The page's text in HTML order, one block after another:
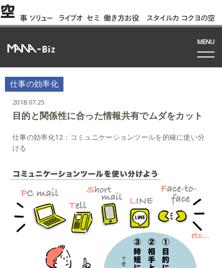
空 事
例
ソリュー
ション
ライブオ
フィス
セミ
ナー
働き方お役
立ち資料
スタイルカ
タログ
コクヨの空
間って!?
MENU
仕事の効率化
2018.07.25
目的と関係性に合った情報共有でムダをカット
仕事の効率化12：コミュニケーションツールを的確に使い分
ける